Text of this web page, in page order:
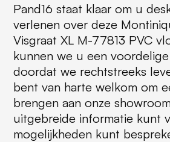
Pand16 staat klaar om u
verlenen over deze
Visgraat XL M-77813 PVC
kunnen we u een
doordat we rechtstreeks
bent van harte welkom om
brengen aan onze
uitgebreide informatie kunt
mogelijkheden kunt